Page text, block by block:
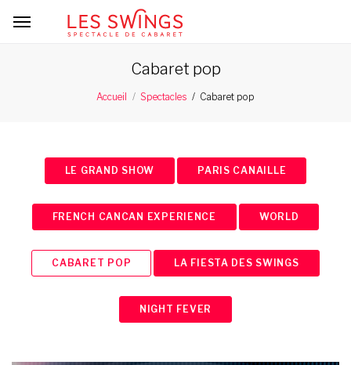
Cabaret pop
Accueil Spectacles Cabaret pop
LE GRAND SHOW PARIS CANAILLE
FRENCH CANCAN EXPERIENCE WORLD
CABARET POP LA FIESTA DES SWINGS
NIGHT FEVER